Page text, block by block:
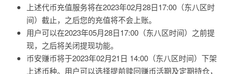
上述代币充值服务将在2023年02月28日17:00（东八区时
间）截止，之后您的充值将不会上账。
用户可以在2023年05月28日17:00（东八区时间）之前提
现，之后将关闭提现功能。
币安赚币将于2023年02月21日 14:00（东八区时间）下架
上述币种。用户可以选择提前赎回赚币活期及定期持仓，